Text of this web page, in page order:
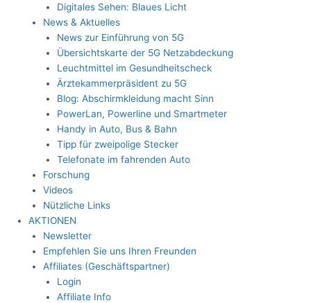
Digitales Sehen: Blaues Licht
News & Aktuelles
News zur Einführung von 5G
Übersichtskarte der 5G Netzabdeckung
Leuchtmittel im Gesundheitscheck
Ärztekammerpräsident zu 5G
Blog: Abschirmkleidung macht Sinn
PowerLan, Powerline und Smartmeter
Handy in Auto, Bus & Bahn
Tipp für zweipolige Stecker
Telefonate im fahrenden Auto
Forschung
Videos
Nützliche Links
AKTIONEN
Newsletter
Empfehlen Sie uns Ihren Freunden
Affiliates (Geschäftspartner)
Login
Affiliate Info